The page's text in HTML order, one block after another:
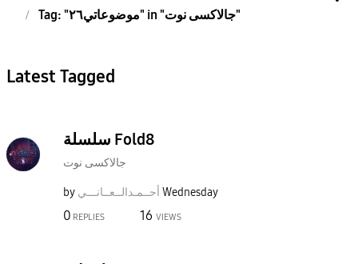
Tag: "موضوعاتي٢٦" in "جالاكسى نوت"
Latest Tagged
سلسلة Fold8
جالاكسى نوت
by أحــمـدالــعــانـــي Wednesday
0 REPLIES 16 VIEWS